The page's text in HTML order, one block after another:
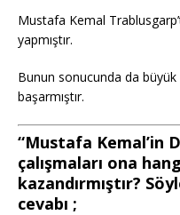
Mustafa Kemal
yapmıştır.
Bunun sonucunda da büyük
başarmıştır.
“Mustafa Kemal’in
çalışmaları ona
kazandırmıştır?
cevabı ;